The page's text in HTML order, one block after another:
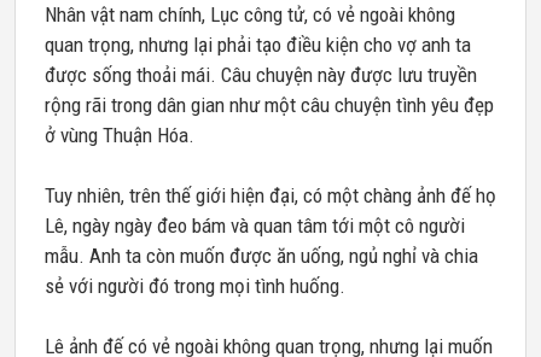
Nhân vật nam chính, Lục công tử, có vẻ ngoài không
quan trọng, nhưng lại phải tạo điều kiện cho vợ anh ta
được sống thoải mái. Câu chuyện này được lưu truyền
rộng rãi trong dân gian như một câu chuyện tình yêu đẹp
ở vùng Thuận Hóa.
Tuy nhiên, trên thế giới hiện đại, có một chàng ảnh đế họ
Lê, ngày ngày đeo bám và quan tâm tới một cô người
mẫu. Anh ta còn muốn được ăn uống, ngủ nghỉ và chia
sẻ với người đó trong mọi tình huống.
Lê ảnh đế có vẻ ngoài không quan trọng, nhưng lại muốn